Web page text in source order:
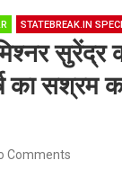
STATEBREAK.IN
सुरेंद्र
का
Comments